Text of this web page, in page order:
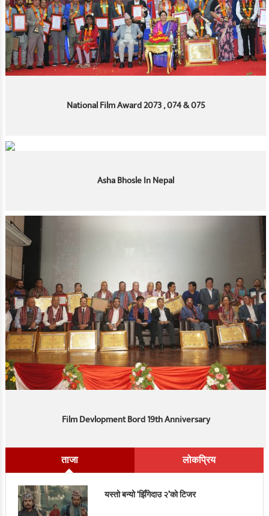
National Film Award 2073 , 074 & 075
Asha Bhosle In Nepal
Film Devlopment Bord 19th Anniversary
ताजा लोकप्रिय
यस्तो बन्यो ‘झिँगेदाउ २’को टिजर